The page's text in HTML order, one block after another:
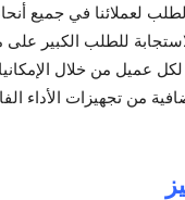
لعملائنا في جميع
للطلب الكبير على
عميل من خلال
من تجهيزات الأداء